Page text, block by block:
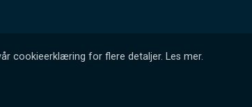
cookieerklæring for flere detaljer. Les mer.